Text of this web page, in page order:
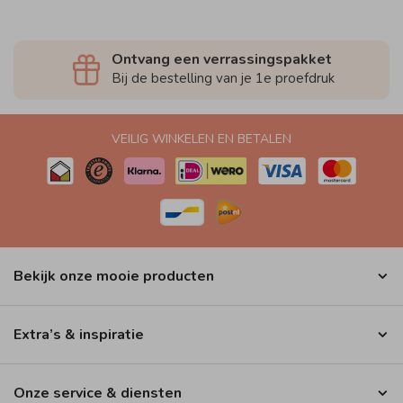
Ontvang een verrassingspakket
Bij de bestelling van je 1e proefdruk
VEILIG WINKELEN EN BETALEN
Bekijk onze mooie producten
Extra’s & inspiratie
Onze service & diensten